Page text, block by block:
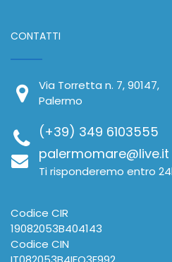
CONTATTI
Via Torretta n. 7, 90147,
Palermo
(+39) 349 6103555
palermomare@live.it
Ti risponderemo entro
Codice CIR
19082053B404143
Codice CIN